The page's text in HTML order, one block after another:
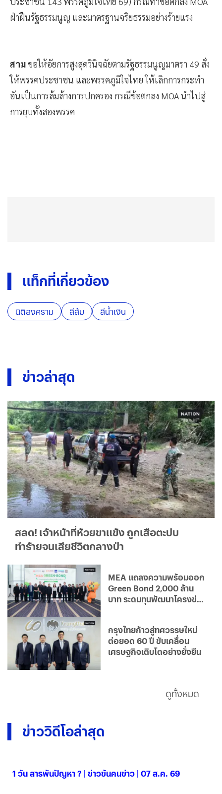
ฝ่าฝืนรัฐธรรมนูญ และมาตรฐานจริยธรรมอย่างร้ายแรง
สามขอให้อัยการสูงสุดวินิจฉัยตามรัฐธรรมนูญมาตรา 49 สั่ง
ให้พรรคประชาชน และพรรคภูมิใจไทย ให้เลิกการกระทำ
อันเป็นการล้มล้างการปกครอง กรณีข้อตกลง MOA นำไปสู่
การยุบทั้งสองพรรค
แท็กที่เกี่ยวข้อง
นิติสงคราม สีส้ม สีน้ำเงิน
ข่าวล่าสุด
สลด! เจ้าหน้าที่ห้วยขาแข้ง ถูกเสือตะปบ
ทำร้ายจนเสียชีวิตกลางป่า
MEA แถลงความพร้อมออก
Green Bond 2,000 ล้าน
บาท ระดมทุนพัฒนาโครงข่าย
กรุงไทยก้าวสู่ทศวรรษใหม่
ต่อยอด 60 ปี ขับเคลื่อน
เศรษฐกิจเติบโตอย่างยั่งยืน
ดูทั้งหมด
ข่าววิดีโอล่าสุด
1 วัน สารพันปัญหา ? | ข่าวข้นคนข่าว | 07 ส.ค. 69